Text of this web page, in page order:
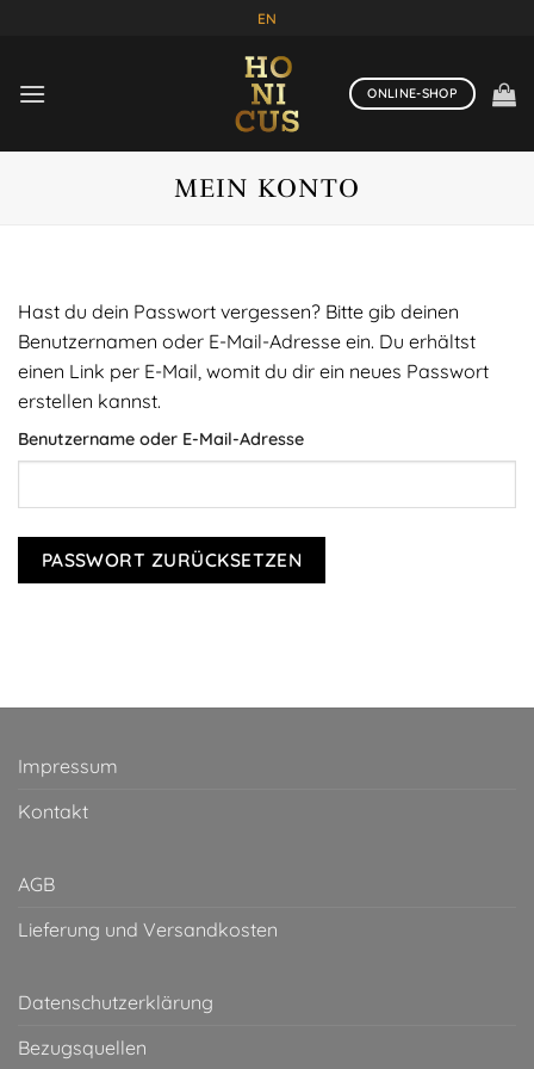
EN
ONLINE-SHOP
MEIN KONTO
Hast du dein Passwort vergessen? Bitte gib deinen
Benutzernamen oder E-Mail-Adresse ein. Du erhältst
einen Link per E-Mail, womit du dir ein neues Passwort
erstellen kannst.
Benutzername oder E-Mail-Adresse
PASSWORT ZURÜCKSETZEN
Impressum
Kontakt
AGB
Lieferung und Versandkosten
Datenschutzerklärung
Bezugsquellen